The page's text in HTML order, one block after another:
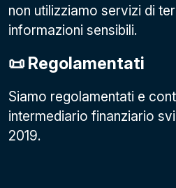
non utilizziamo servizi di
informazioni sensibili.
📜 Regolamentati
Siamo regolamentati e
intermediario finanziario
2019.